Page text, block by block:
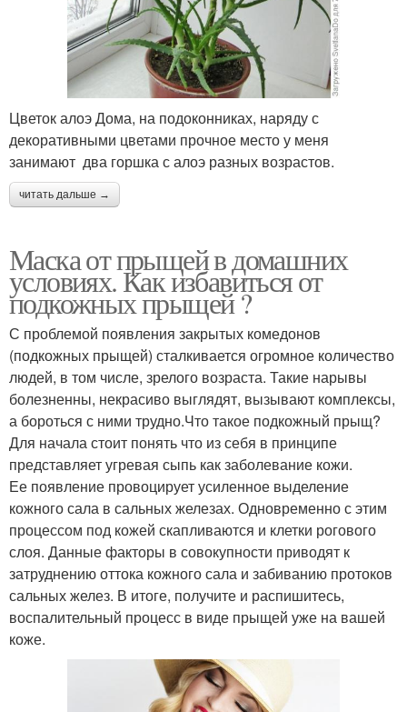
Маска с глицерином Маски для жирной кожи
Лица с алоэ Маска от прыщей
Эффективные маски Маски от черных точек
Черная маска
Маска против черных
точек
Маски от прыщей
Творожно-лимонная
маска
Быстродействующие
Цветок алоэ Дома, на подоконниках, наряду с
декоративными цветами прочное место у меня
занимают два горшка с алоэ разных возрастов.
читать дальше →
Маска от прыщей в домашних
условиях. Как избавиться от
подкожных прыщей ?
С проблемой появления закрытых комедонов
(подкожных прыщей) сталкивается огромное количество
людей, в том числе, зрелого возраста. Такие нарывы
болезненны, некрасиво выглядят, вызывают комплексы,
а бороться с ними трудно.Что такое подкожный прыщ?
Для начала стоит понять что из себя в принципе
представляет угревая сыпь как заболевание кожи.
Ее появление провоцирует усиленное выделение
кожного сала в сальных железах. Одновременно с этим
процессом под кожей скапливаются и клетки рогового
слоя. Данные факторы в совокупности приводят к
затруднению оттока кожного сала и забиванию протоков
сальных желез. В итоге, получите и распишитесь,
воспалительный процесс в виде прыщей уже на вашей
коже.